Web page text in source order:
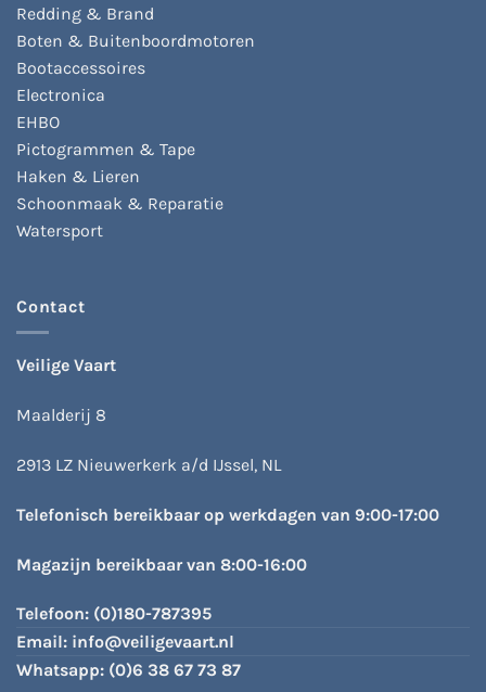
Redding & Brand
Boten & Buitenboordmotoren
Bootaccessoires
Electronica
EHBO
Pictogrammen & Tape
Haken & Lieren
Schoonmaak & Reparatie
Watersport
Contact
Veilige Vaart
Maalderij 8
2913 LZ Nieuwerkerk a/d IJssel, NL
Telefonisch bereikbaar op werkdagen van 9:00-17:00
Magazijn bereikbaar van 8:00-16:00
Telefoon: (0)180-787395
Email: info@veiligevaart.nl
Whatsapp: (0)6 38 67 73 87